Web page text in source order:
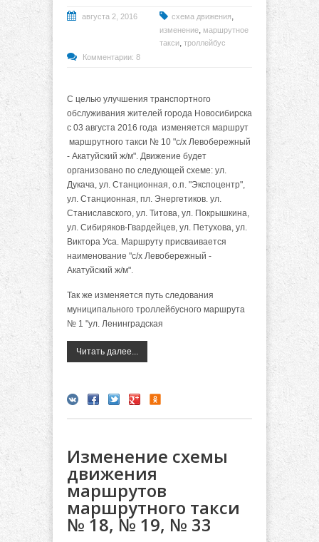
августа 2, 2016 схема движения,
изменение, маршрутное
такси, троллейбус
Комментарии: 8
С целью улучшения транспортного
обслуживания жителей города Новосибирска
с 03 августа 2016 года изменяется маршрут
маршрутного такси № 10 "с/х Левобережный
- Акатуйский ж/м". Движение будет
организовано по следующей схеме: ул.
Дукача, ул. Станционная, о.п. "Экспоцентр",
ул. Станционная, пл. Энергетиков. ул.
Станиславского, ул. Титова, ул. Покрышкина,
ул. Сибиряков-Гвардейцев, ул. Петухова, ул.
Виктора Уса. Маршруту присваивается
наименование "с/х Левобережный -
Акатуйский ж/м".
Так же изменяется путь следования
муниципального троллейбусного маршрута
№ 1 "ул. Ленинградская
Читать далее...
Изменение схемы
движения
маршрутов
маршрутного такси
№ 18, № 19, № 33